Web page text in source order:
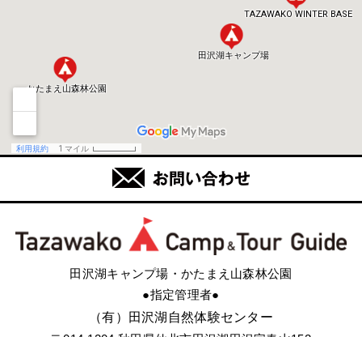
田沢湖キャンプ場・かたまえ山森林公園
●指定管理者●
（有）田沢湖自然体験センター